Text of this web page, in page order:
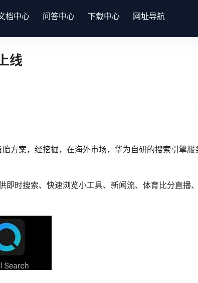
档中心 问答中心 下载中心 网址导航
线
方案，经挖掘，在海外市场，华为自研的搜索引擎服
即时搜索、快速浏览小工具、新闻流、体育比分直播